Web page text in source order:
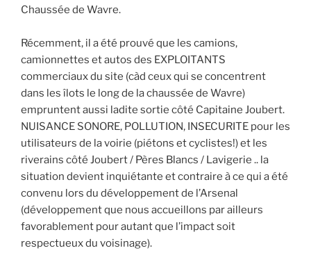
Chaussée de Wavre.
Récemment, il a été prouvé que les camions,
camionnettes et autos des EXPLOITANTS
commerciaux du site (càd ceux qui se concentrent
dans les îlots le long de la chaussée de Wavre)
empruntent aussi ladite sortie côté Capitaine Joubert.
NUISANCE SONORE, POLLUTION, INSECURITE pour les
utilisateurs de la voirie (piétons et cyclistes!) et les
riverains côté Joubert / Pères Blancs / Lavigerie .. la
situation devient inquiétante et contraire à ce qui a été
convenu lors du développement de l’Arsenal
(développement que nous accueillons par ailleurs
favorablement pour autant que l’impact soit
respectueux du voisinage).